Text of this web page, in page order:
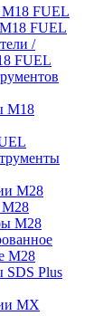
FUEL
FUEL
/
FUEL
M18
M28
M28
SDS Plus